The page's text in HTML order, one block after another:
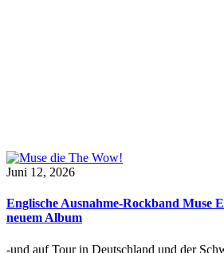
Juni 12, 2026
Englische Ausnahme-Rockband Muse
neuem Album
-und auf Tour in Deutschland und der